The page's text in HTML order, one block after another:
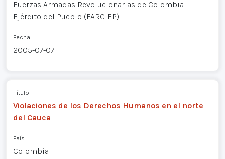
Fuerzas Armadas Revolucionarias de Colombia -
Ejército del Pueblo (FARC-EP)
Fecha
2005-07-07
Título
Violaciones de los Derechos Humanos en el norte
del Cauca
País
Colombia